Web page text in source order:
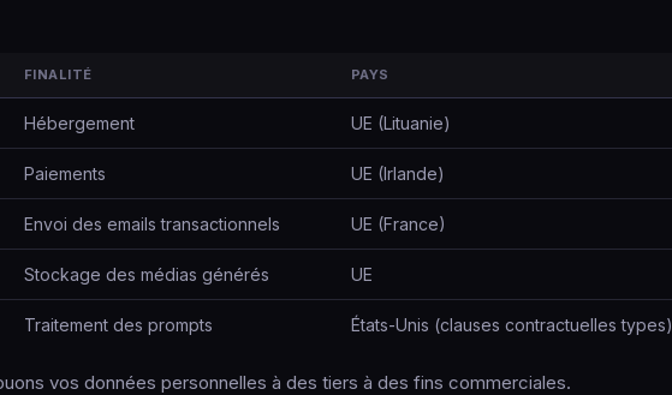
FINALITÉ PAYS
Hébergement UE (Lituanie)
Paiements UE (Irlande)
Envoi des emails transactionnels UE (France)
Stockage des médias générés UE
Traitement des prompts États-Unis (clauses contractuelles types)
vos données personnelles à des tiers à des fins commerciales.